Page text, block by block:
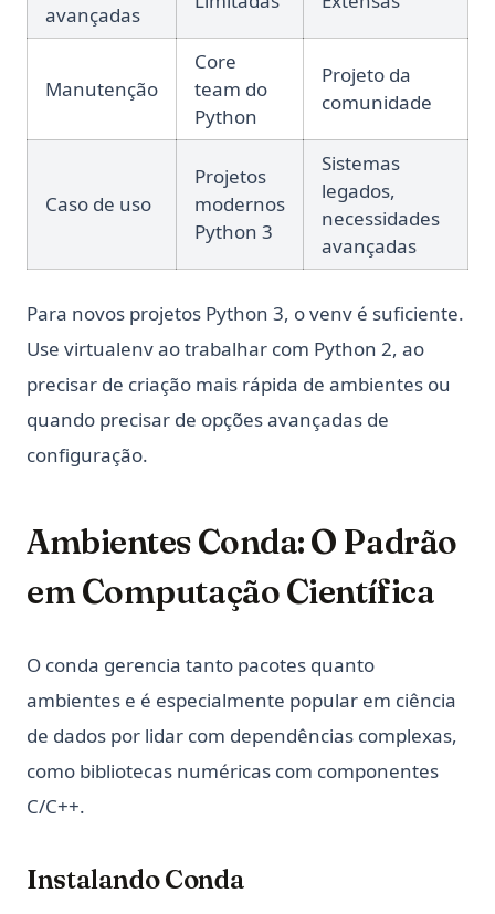
avançadas
Manutenção
Core
team do
Python
Projeto da
comunidade
Caso de uso
Projetos
modernos
Python 3
Sistemas
legados,
necessidades
avançadas
Para novos projetos Python 3, o venv é suficiente.
Use virtualenv ao trabalhar com Python 2, ao
precisar de criação mais rápida de ambientes ou
quando precisar de opções avançadas de
configuração.
Ambientes Conda: O Padrão
em Computação Científica
O conda gerencia tanto pacotes quanto
ambientes e é especialmente popular em ciência
de dados por lidar com dependências complexas,
como bibliotecas numéricas com componentes
C/C++.
Instalando Conda